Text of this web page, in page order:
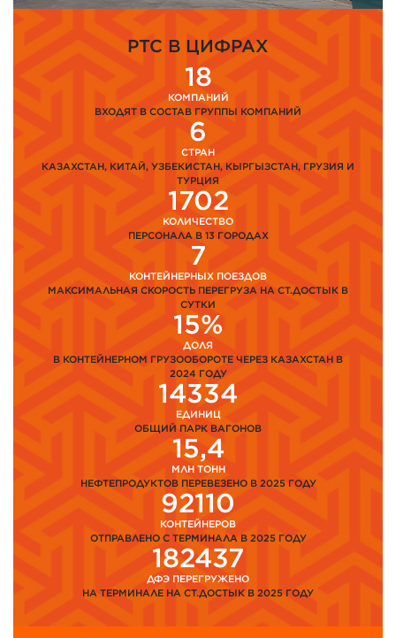
PTC В ЦИФРАХ
18
КОМПАНИЙ
ВХОДЯТ В СОСТАВ ГРУППЫ КОМПАНИЙ
6
СТРАН
КАЗАХСТАН, КИТАЙ, УЗБЕКИСТАН, КЫРГЫЗСТАН, ГРУЗИЯ И
ТУРЦИЯ
1702
КОЛИЧЕСТВО
ПЕРСОНАЛА В 13 ГОРОДАХ
7
КОНТЕЙНЕРНЫХ ПОЕЗДОВ
МАКСИМАЛЬНАЯ СКОРОСТЬ ПЕРЕГРУЗА НА СТ.ДОСТЫК В
СУТКИ
15%
ДОЛЯ
В КОНТЕЙНЕРНОМ ГРУЗООБОРОТЕ ЧЕРЕЗ КАЗАХСТАН В
2024 ГОДУ
14334
ЕДИНИЦ
ОБЩИЙ ПАРК ВАГОНОВ
15,4
МЛН ТОНН
НЕФТЕПРОДУКТОВ ПЕРЕВЕЗЕНО В 2025 ГОДУ
92110
КОНТЕЙНЕРОВ
ОТПРАВЛЕНО С ТЕРМИНАЛА В 2025 ГОДУ
182437
ДФЭ ПЕРЕГРУЖЕНО
НА ТЕРМИНАЛЕ НА СТ.ДОСТЫК В 2025 ГОДУ